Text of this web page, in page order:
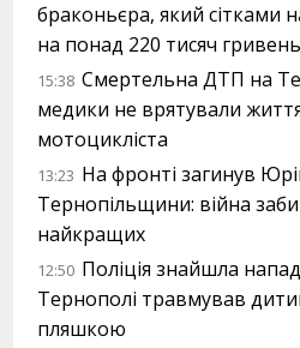
браконьєра, який сітками
на понад 220 тисяч гривень
15:38 Смертельна ДТП на
медики не врятували
мотоцикліста
13:23 На фронті загинув
Тернопільщини: війна
найкращих
12:50 Поліція знайшла
Тернополі травмував
пляшкою